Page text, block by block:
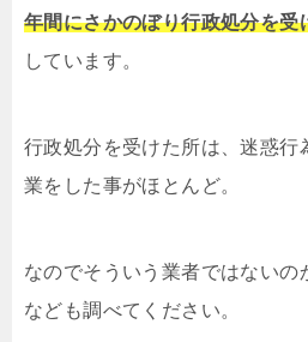
年間にさかのぼり行政処分を受
しています。
行政処分を受けた所は、迷惑行
業をした事がほとんど。
なのでそういう業者ではないの
なども調べてください。